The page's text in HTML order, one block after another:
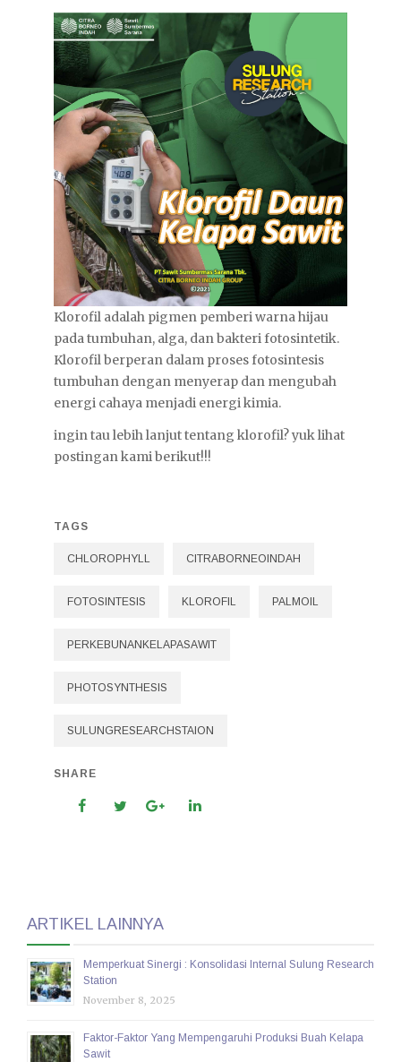
Klorofil adalah pigmen pemberi warna hijau
pada tumbuhan, alga, dan bakteri fotosintetik.
Klorofil berperan dalam proses fotosintesis
tumbuhan dengan menyerap dan mengubah
energi cahaya menjadi energi kimia.
ingin tau lebih lanjut tentang klorofil? yuk lihat
postingan kami berikut!!!
TAGS
CHLOROPHYLL CITRABORNEOINDAH
FOTOSINTESIS KLOROFIL PALMOIL
PERKEBUNANKELAPASAWIT
PHOTOSYNTHESIS
SULUNGRESEARCHSTAION
SHARE
ARTIKEL LAINNYA
Memperkuat Sinergi : Konsolidasi Internal Sulung Research
Station
November 8, 2025
Faktor-Faktor Yang Mempengaruhi Produksi Buah Kelapa
Sawit